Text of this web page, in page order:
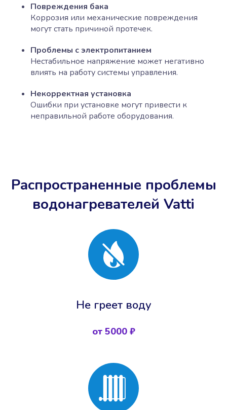
Повреждения бака
Коррозия или механические повреждения
могут стать причиной протечек.
Проблемы с электропитанием
Нестабильное напряжение может негативно
влиять на работу системы управления.
Некорректная установка
Ошибки при установке могут привести к
неправильной работе оборудования.
Распространенные проблемы
водонагревателей Vatti
Не греет воду
от 5000 ₽